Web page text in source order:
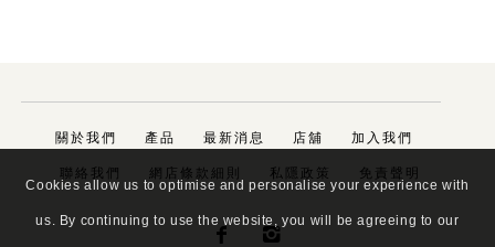
關於我們 產品 最新消息 店舖 加入我們
聯絡我們 網店條款細則 私隱政策 免責聲明
 
Cookies allow us to optimise and personalise your experience with
us. By continuing to use the website, you will be agreeing to our